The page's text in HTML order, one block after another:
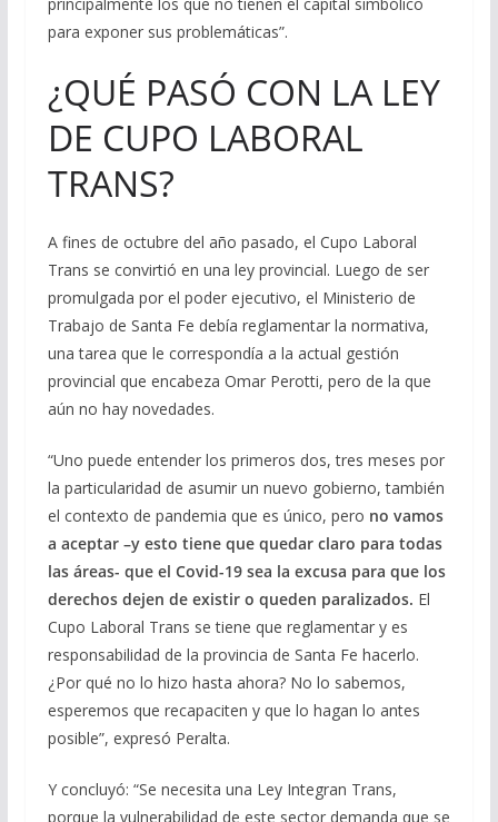
para exponer sus problemáticas”.
¿QUÉ PASÓ CON LA LEY
DE CUPO LABORAL
TRANS?
A fines de octubre del año pasado, el Cupo Laboral
Trans se convirtió en una ley provincial. Luego de ser
promulgada por el poder ejecutivo, el Ministerio de
Trabajo de Santa Fe debía reglamentar la normativa,
una tarea que le correspondía a la actual gestión
provincial que encabeza Omar Perotti, pero de la que
aún no hay novedades.
“Uno puede entender los primeros dos, tres meses por
la particularidad de asumir un nuevo gobierno, también
el contexto de pandemia que es único, pero no vamos
a aceptar –y esto tiene que quedar claro para todas
las áreas- que el Covid-19 sea la excusa para que los
derechos dejen de existir o queden paralizados. El
Cupo Laboral Trans se tiene que reglamentar y es
responsabilidad de la provincia de Santa Fe hacerlo.
¿Por qué no lo hizo hasta ahora? No lo sabemos,
esperemos que recapaciten y que lo hagan lo antes
posible”, expresó Peralta.
Y concluyó: “Se necesita una Ley Integran Trans,
porque la vulnerabilidad de este sector demanda que se